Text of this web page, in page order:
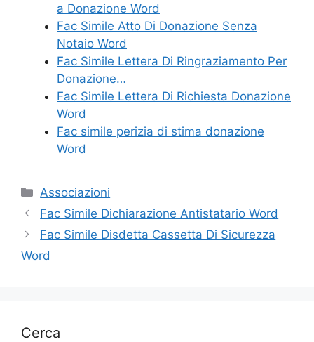
a Donazione Word
Fac Simile Atto Di Donazione Senza
Notaio Word
Fac Simile Lettera Di Ringraziamento Per
Donazione…
Fac Simile Lettera Di Richiesta Donazione
Word
Fac simile perizia di stima donazione​
Word
Categorie
Associazioni
Fac Simile Dichiarazione Antistatario Word
Fac Simile Disdetta Cassetta Di Sicurezza
Word
Cerca